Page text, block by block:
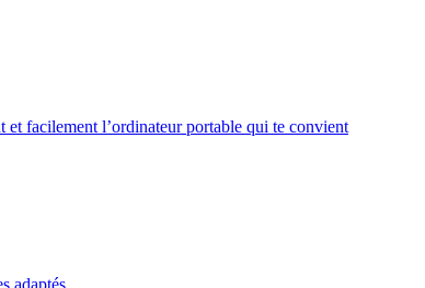
facilement l’ordinateur portable qui te convient
adaptés